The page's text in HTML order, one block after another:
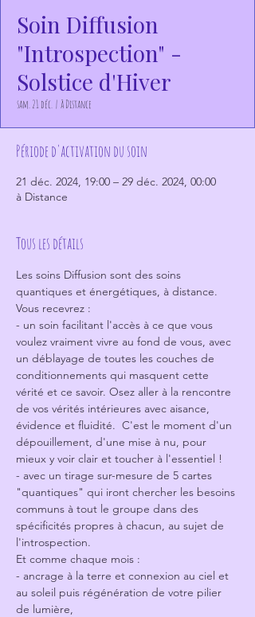
Soin Diffusion
"Introspection" -
Solstice d'Hiver
sam. 21 déc.
  |
à Distance
Période d'activation du soin
21 déc. 2024, 19:00 – 29 déc. 2024, 00:00
à Distance
Tous les détails
Les soins Diffusion sont des soins
quantiques et énergétiques, à distance.
Vous recevrez :
- un soin facilitant l'accès à ce que vous
voulez vraiment vivre au fond de vous, avec
un déblayage de toutes les couches de
conditionnements qui masquent cette
vérité et ce savoir. Osez aller à la rencontre
de vos vérités intérieures avec aisance,
évidence et fluidité.  C'est le moment d'un
dépouillement, d'une mise à nu, pour
mieux y voir clair et toucher à l'essentiel !
- avec un tirage sur-mesure de 5 cartes
"quantiques" qui iront chercher les besoins
communs à tout le groupe dans des
spécificités propres à chacun, au sujet de
l'introspection.
Et comme chaque mois :
- ancrage à la terre et connexion au ciel et
au soleil puis régénération de votre pilier
de lumière,